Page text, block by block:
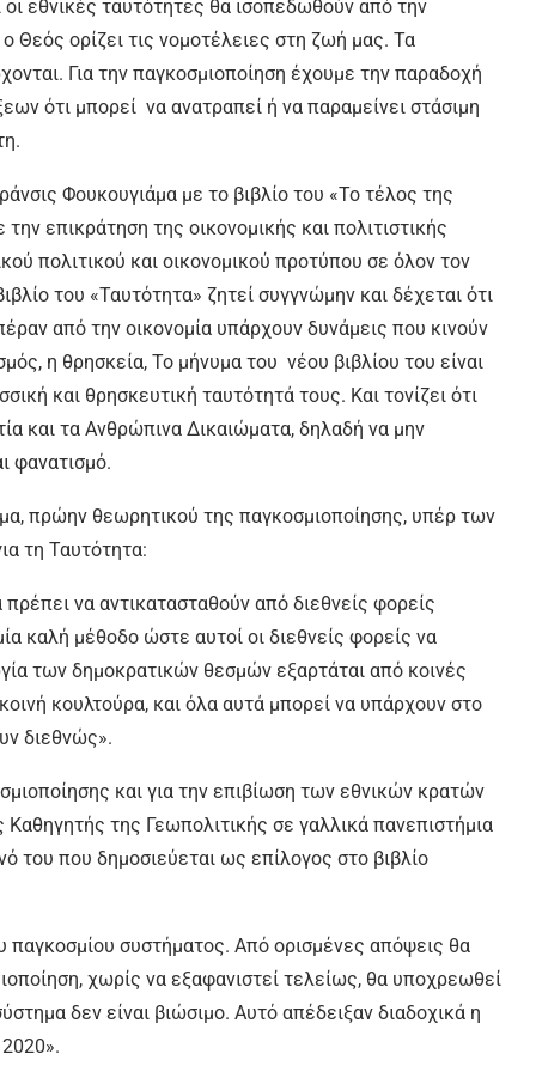
εθνικές ταυτότητες θα ισοπεδωθούν από την
Θεός ορίζει τις νομοτέλειες στη ζωή μας. Τα
Για την παγκοσμιοποίηση έχουμε την παραδοχή
ότι μπορεί να ανατραπεί ή να παραμείνει στάσιμη
Φουκουγιάμα με το βιβλίο του «Το τέλος της
επικράτηση της οικονομικής και πολιτιστικής
πολιτικού και οικονομικού προτύπου σε όλον τον
του «Ταυτότητα» ζητεί συγγνώμην και δέχεται ότι
από την οικονομία υπάρχουν δυνάμεις που κινούν
η θρησκεία, Το μήνυμα του νέου βιβλίου του είναι
και θρησκευτική ταυτότητά τους. Και τονίζει ότι
και τα Ανθρώπινα Δικαιώματα, δηλαδή να μην
φανατισμό.
πρώην θεωρητικού της παγκοσμιοποίησης, υπέρ των
τη Ταυτότητα:
να αντικατασταθούν από διεθνείς φορείς
καλή μέθοδο ώστε αυτοί οι διεθνείς φορείς να
των δημοκρατικών θεσμών εξαρτάται από κοινές
κουλτούρα, και όλα αυτά μπορεί να υπάρχουν στο
διεθνώς».
και για την επιβίωση των εθνικών κρατών
της Γεωπολιτικής σε γαλλικά πανεπιστήμια
του που δημοσιεύεται ως επίλογος στο βιβλίο
συστήματος. Από ορισμένες απόψεις θα
χωρίς να εξαφανιστεί τελείως, θα υποχρεωθεί
δεν είναι βιώσιμο. Αυτό απέδειξαν διαδοχικά η